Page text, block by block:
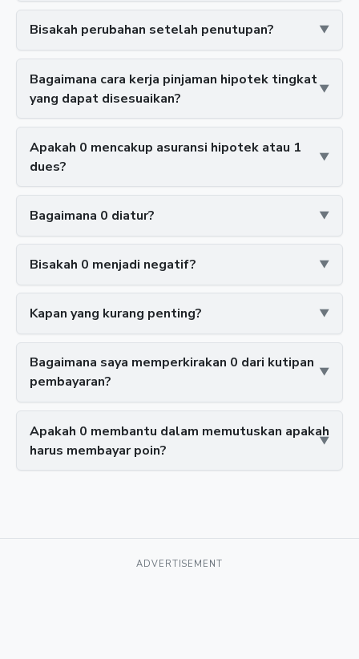
Bisakah perubahan setelah penutupan?
Bagaimana cara kerja pinjaman hipotek tingkat
yang dapat disesuaikan?
Apakah 0 mencakup asuransi hipotek atau 1
dues?
Bagaimana 0 diatur?
Bisakah 0 menjadi negatif?
Kapan yang kurang penting?
Bagaimana saya memperkirakan 0 dari kutipan
pembayaran?
Apakah 0 membantu dalam memutuskan apakah
harus membayar poin?
ADVERTISEMENT